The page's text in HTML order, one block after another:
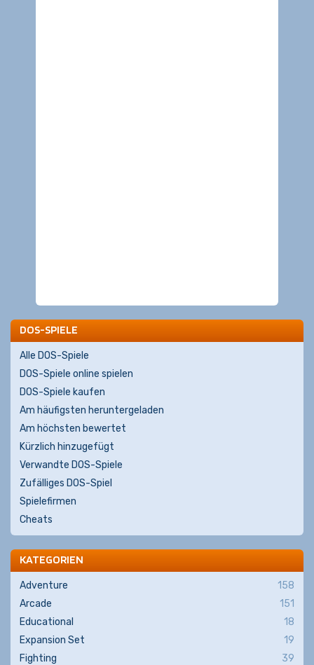
DOS-SPIELE
Alle DOS-Spiele
DOS-Spiele online spielen
DOS-Spiele kaufen
Am häufigsten heruntergeladen
Am höchsten bewertet
Kürzlich hinzugefügt
Verwandte DOS-Spiele
Zufälliges DOS-Spiel
Spielefirmen
Cheats
KATEGORIEN
Adventure
158
Arcade
151
Educational
18
Expansion Set
19
Fighting
39